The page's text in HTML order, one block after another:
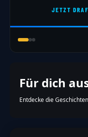
JETZT
Für dich
Entdecke die